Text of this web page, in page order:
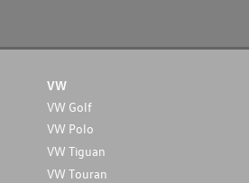
VW
VW Golf
VW Polo
VW Tiguan
VW Touran